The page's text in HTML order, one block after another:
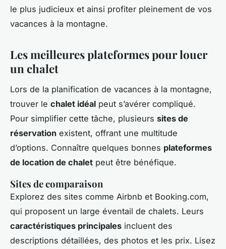
le plus judicieux et ainsi profiter pleinement de vos
vacances à la montagne.
Les meilleures plateformes pour louer
un chalet
Lors de la planification de vacances à la montagne,
trouver le chalet idéal peut s’avérer compliqué.
Pour simplifier cette tâche, plusieurs sites de
réservation existent, offrant une multitude
d’options. Connaître quelques bonnes plateformes
de location de chalet peut être bénéfique.
Sites de comparaison
Explorez des sites comme Airbnb et Booking.com,
qui proposent un large éventail de chalets. Leurs
caractéristiques principales incluent des
descriptions détaillées, des photos et les prix. Lisez